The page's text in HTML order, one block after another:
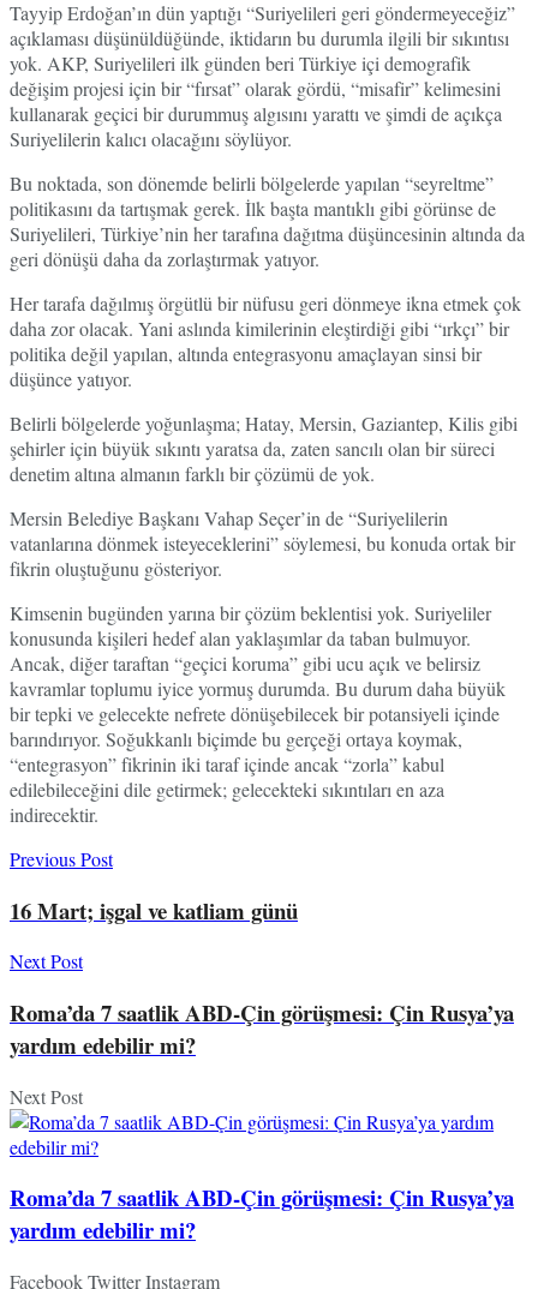
Tayyip Erdoğan’ın dün yaptığı “Suriyelileri geri göndermeyeceğiz”
açıklaması düşünüldüğünde, iktidarın bu durumla ilgili bir sıkıntısı
yok. AKP, Suriyelileri ilk günden beri Türkiye içi demografik
değişim projesi için bir “fırsat” olarak gördü, “misafir” kelimesini
kullanarak geçici bir durummuş algısını yarattı ve şimdi de açıkça
Suriyelilerin kalıcı olacağını söylüyor.
Bu noktada, son dönemde belirli bölgelerde yapılan “seyreltme”
politikasını da tartışmak gerek. İlk başta mantıklı gibi görünse de
Suriyelileri, Türkiye’nin her tarafına dağıtma düşüncesinin altında da
geri dönüşü daha da zorlaştırmak yatıyor.
Her tarafa dağılmış örgütlü bir nüfusu geri dönmeye ikna etmek çok
daha zor olacak. Yani aslında kimilerinin eleştirdiği gibi “ırkçı” bir
politika değil yapılan, altında entegrasyonu amaçlayan sinsi bir
düşünce yatıyor.
Belirli bölgelerde yoğunlaşma; Hatay, Mersin, Gaziantep, Kilis gibi
şehirler için büyük sıkıntı yaratsa da, zaten sancılı olan bir süreci
denetim altına almanın farklı bir çözümü de yok.
Mersin Belediye Başkanı Vahap Seçer’in de “Suriyelilerin
vatanlarına dönmek isteyeceklerini” söylemesi, bu konuda ortak bir
fikrin oluştuğunu gösteriyor.
Kimsenin bugünden yarına bir çözüm beklentisi yok. Suriyeliler
konusunda kişileri hedef alan yaklaşımlar da taban bulmuyor.
Ancak, diğer taraftan “geçici koruma” gibi ucu açık ve belirsiz
kavramlar toplumu iyice yormuş durumda. Bu durum daha büyük
bir tepki ve gelecekte nefrete dönüşebilecek bir potansiyeli içinde
barındırıyor. Soğukkanlı biçimde bu gerçeği ortaya koymak,
“entegrasyon” fikrinin iki taraf içinde ancak “zorla” kabul
edilebileceğini dile getirmek; gelecekteki sıkıntıları en aza
indirecektir.
Previous Post
16 Mart; işgal ve katliam günü
Next Post
Roma’da 7 saatlik ABD-Çin görüşmesi: Çin Rusya’ya
yardım edebilir mi?
Next Post
Roma’da 7 saatlik ABD-Çin görüşmesi: Çin Rusya’ya
yardım edebilir mi?
FacebookTwitterInstagram